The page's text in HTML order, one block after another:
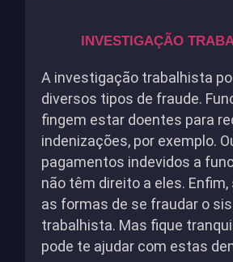
INVESTIGAÇÃO
A investigação trabalhista
diversos tipos de fraude.
fingem estar doentes para
indenizações, por exemplo.
pagamentos indevidos a
não têm direito a eles.
as formas de se fraudar o
trabalhista. Mas fique
pode te ajudar com estas